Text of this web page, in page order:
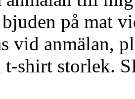
på mat
vid anmälan,
t-shirt storlek.